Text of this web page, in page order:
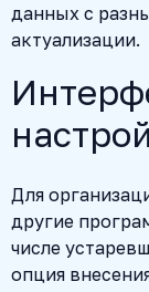
данных с
актуализации.
Для
другие
числе
опция